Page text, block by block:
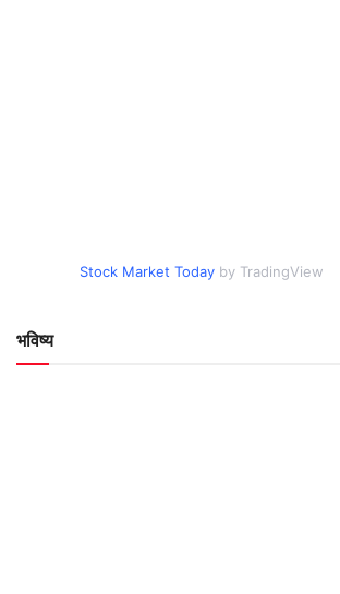
Stock Market Today by TradingView
भविष्य